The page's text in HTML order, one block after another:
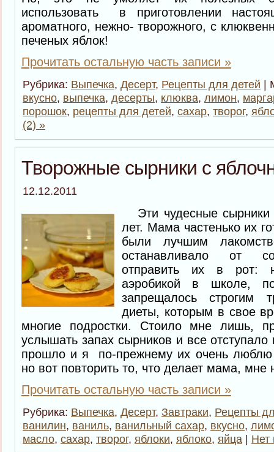
использовать в приготовлении
ароматного, нежно- творожного, с
печеных яблок!
Прочитать остальную часть записи »
Рубрика: Выпечка, Десерт, Рецепты для детей |
вкусно, выпечка, десерты, клюква, лимон,
порошок, рецепты для детей, сахар, творог,
(2) »
Творожные сырники с
12.12.2011
Эти чудесные
лет. Мама частенько их
были лучшим
останавливало от
отправить их в рот:
аэробикой в школе,
запрещалось строгим
диеты, которым в свое
многие подростки. Стоило мне лишь,
услышать запах сырников и все
прошло и я по-прежнему их очень
но вот повторить то, что делает мама, мне
Прочитать остальную часть записи »
Рубрика: Выпечка, Десерт, Завтраки, Рецепты
ванилин, ваниль, ванильный сахар, вкусно,
масло, сахар, творог, яблоки, яблоко, яйца | Нет